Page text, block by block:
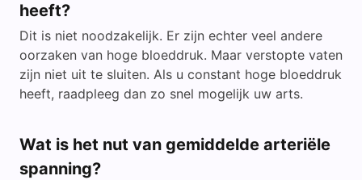
heeft?
Dit is niet noodzakelijk. Er zijn echter veel andere
oorzaken van hoge bloeddruk. Maar verstopte vaten
zijn niet uit te sluiten. Als u constant hoge bloeddruk
heeft, raadpleeg dan zo snel mogelijk uw arts.
Wat is het nut van gemiddelde arteriële
spanning?